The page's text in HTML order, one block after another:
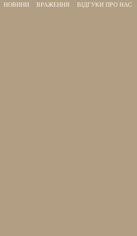
НОВИНИ ВРАЖЕННЯ ВІДГУКИ ПРО НАС